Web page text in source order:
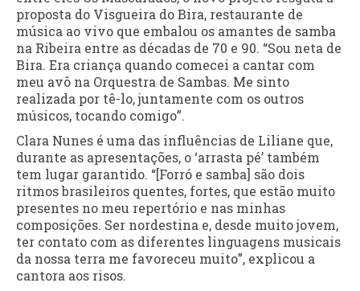
proposta do Visgueira do Bira, restaurante de
música ao vivo que embalou os amantes de samba
na Ribeira entre as décadas de 70 e 90. “Sou neta de
Bira. Era criança quando comecei a cantar com
meu avô na Orquestra de Sambas. Me sinto
realizada por tê-lo, juntamente com os outros
músicos, tocando comigo”.
Clara Nunes é uma das influências de Liliane que,
durante as apresentações, o ‘arrasta pé’ também
tem lugar garantido. “[Forró e samba] são dois
ritmos brasileiros quentes, fortes, que estão muito
presentes no meu repertório e nas minhas
composições. Ser nordestina e, desde muito jovem,
ter contato com as diferentes linguagens musicais
da nossa terra me favoreceu muito”, explicou a
cantora aos risos.